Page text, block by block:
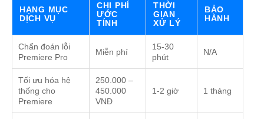
HẠNG MỤC
DỊCH VỤ
CHI PHÍ
ƯỚC
TÍNH
THỜI
GIAN
XỬ LÝ
BẢO
HÀNH
Chẩn đoán lỗi
Premiere Pro
Miễn phí
15-30
phút
N/A
Tối ưu hóa hệ
thống cho
Premiere
250.000 –
450.000
VNĐ
1-2 giờ 1 tháng